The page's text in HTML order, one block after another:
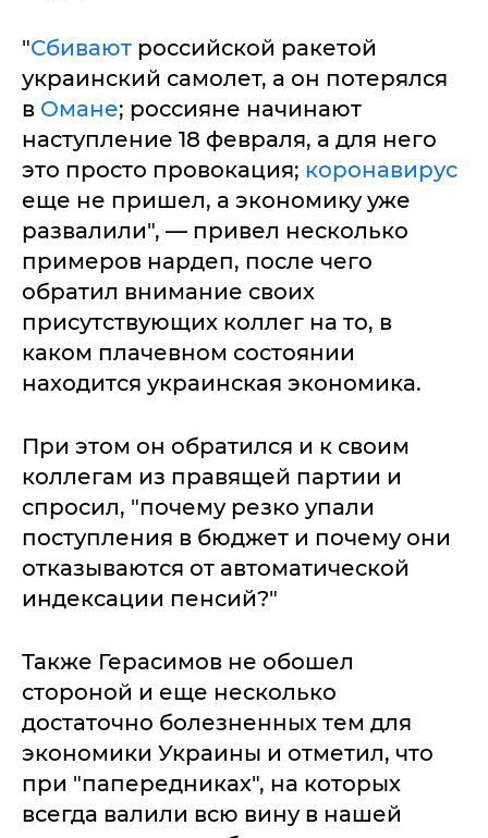
"Сбивают российской ракетой
украинский самолет, а он потерялся
в Омане; россияне начинают
наступление 18 февраля, а для него
это просто провокация; коронавирус
еще не пришел, а экономику уже
развалили", — привел несколько
примеров нардеп, после чего
обратил внимание своих
присутствующих коллег на то, в
каком плачевном состоянии
находится украинская экономика.
При этом он обратился и к своим
коллегам из правящей партии и
спросил, "почему резко упали
поступления в бюджет и почему они
отказываются от автоматической
индексации пенсий?"
Также Герасимов не обошел
стороной и еще несколько
достаточно болезненных тем для
экономики Украины и отметил, что
при "папередниках", на которых
всегда валили всю вину в нашей